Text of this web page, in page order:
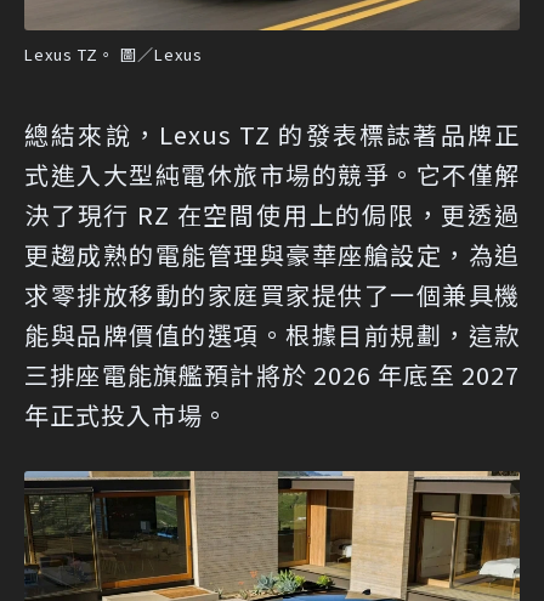
Lexus TZ。 圖／Lexus
總結來說，Lexus TZ 的發表標誌著品牌正
式進入大型純電休旅市場的競爭。它不僅解
決了現行 RZ 在空間使用上的侷限，更透過
更趨成熟的電能管理與豪華座艙設定，為追
求零排放移動的家庭買家提供了一個兼具機
能與品牌價值的選項。根據目前規劃，這款
三排座電能旗艦預計將於 2026 年底至 2027
年正式投入市場。